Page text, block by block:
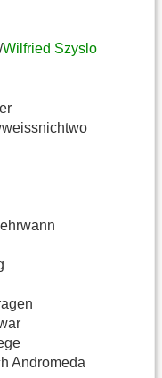
/Wilfried Szyslo
Andromeda